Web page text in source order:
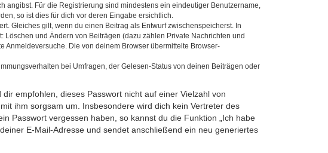
Für die Registrierung sind mindestens ein eindeutiger Benutzername,
so ist dies für dich vor deren Eingabe ersichtlich.
Gleiches gilt, wenn du einen Beitrag als Entwurf zwischenspeicherst. In
und Ändern von Beiträgen (dazu zählen Private Nachrichten und
Anmeldeversuche. Die von deinem Browser übermittelte Browser-
bei Umfragen, der Gelesen-Status von deinen Beiträgen oder
empfohlen, dieses Passwort nicht auf einer Vielzahl von
ihm sorgsam um. Insbesondere wird dich kein Vertreter des
Passwort vergessen haben, so kannst du die Funktion „Ich habe
E-Mail-Adresse und sendet anschließend ein neu generiertes